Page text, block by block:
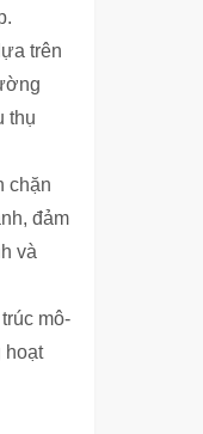
trên
thụ
chặn
đảm
và
mô-
hoạt